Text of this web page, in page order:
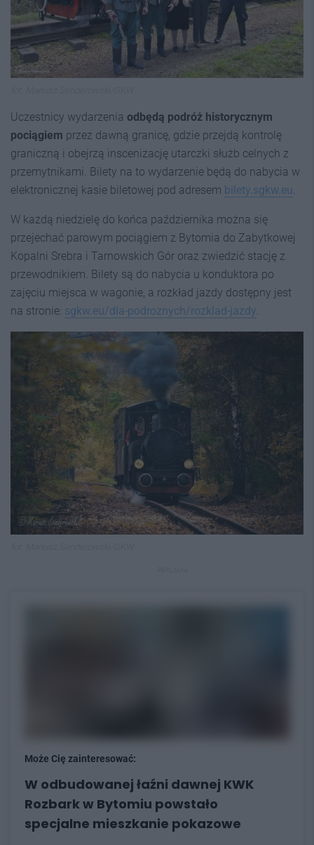
Uczestnicy wydarzenia odbędą podróż historycznym
pociągiem przez dawną granicę, gdzie przejdą kontrolę
graniczną i obejrzą inscenizację utarczki służb celnych z
przemytnikami. Bilety na to wydarzenie będą do nabycia w
elektronicznej kasie biletowej pod adresem bilety.sgkw.eu
W każdą niedzielę do końca października można się
przejechać parowym pociągiem z Bytomia do Zabytkowej
Kopalni Srebra i Tarnowskich Gór oraz zwiedzić stację z
przewodnikiem. Bilety są do nabycia u konduktora po
zajęciu miejsca w wagonie, a rozkład jazdy dostępny jest
na stronie: sgkw.eu/dla-podroznych/rozklad-jazdy
Może Cię zainteresować:
W odbudowanej łaźni dawnej KWK
Rozbark w Bytomiu powstało
specjalne mieszkanie pokazowe